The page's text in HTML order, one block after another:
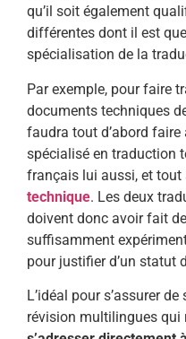
qu’il soit également
différentes dont il est
spécialisation de la
Par exemple, pour faire
documents techniques
faudra tout d’abord
spécialisé en traduction
français lui aussi, et tout
technique. Les deux
doivent donc avoir fait
suffisamment
pour justifier d’un statut
L’idéal pour s’assurer
révision multilingues qui